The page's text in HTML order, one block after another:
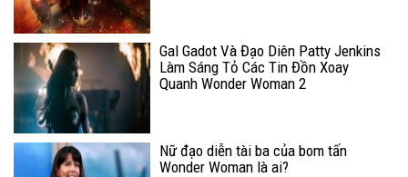
Gal Gadot Và Đạo Diên Patty Jenkins
Làm Sáng Tỏ Các Tin Đồn Xoay
Quanh Wonder Woman 2
Nữ đạo diễn tài ba của bom tấn
Wonder Woman là ai?